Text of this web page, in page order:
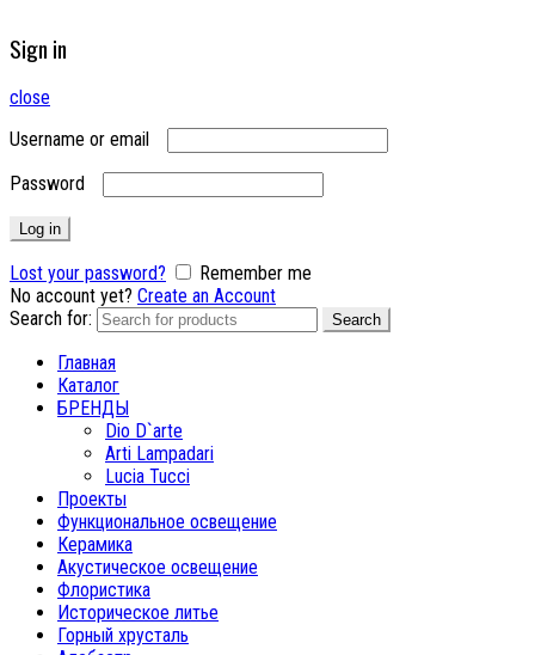
Sign in
close
Username or email
Password
Log in
Lost your password?
Remember me
No account yet? Create an Account
Search for:
Search
Главная
Каталог
БРЕНДЫ
Dio D`arte
Arti Lampadari
Lucia Tucci
Проекты
Функциональное освещение
Керамика
Акустическое освещение
Флористика
Историческое литье
Горный хрусталь